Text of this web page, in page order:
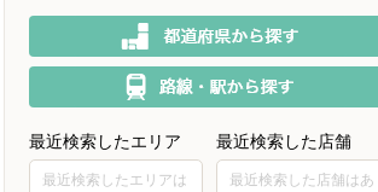
最近検索したエリア
最近検索したエリアは
最近検索した店舗
最近検索した店舗はあ